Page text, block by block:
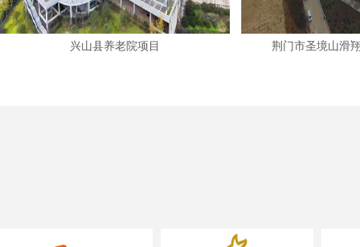
兴山县养老院项目 荆门市圣境山滑